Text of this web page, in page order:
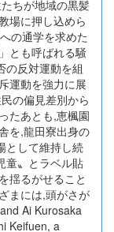
ちが地域の黒髪
場に押し込めら
の通学を求めた
とも呼ばれる騒
の反対運動を組
運動を強力に展
の偏見差別から
たあとも,恵楓園
を,龍田寮出身の
として維持し続
童〟とラベル貼
揺るがせること
まには,頭がさが
Ai Kurosaka
Keifuen, a